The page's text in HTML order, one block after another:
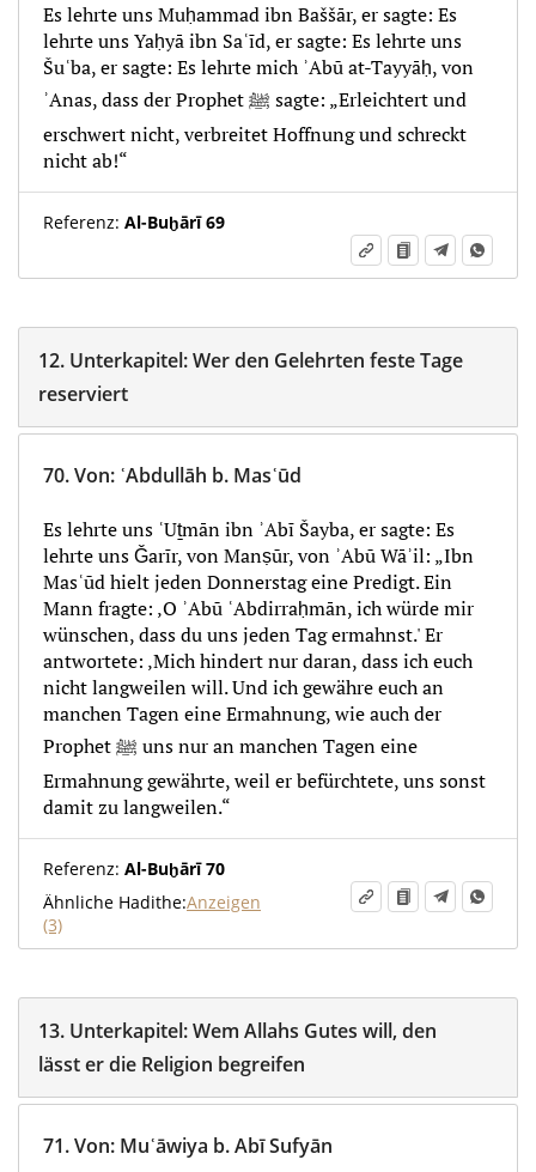
Es lehrte uns Muḥammad ibn Baššār, er sagte: Es
lehrte uns Yaḥyā ibn Saʿīd, er sagte: Es lehrte uns
Šuʿba, er sagte: Es lehrte mich ʾAbū at-Tayyāḥ, von
ʾAnas, dass der Prophet ﷺ sagte: „Erleichtert und
erschwert nicht, verbreitet Hoffnung und schreckt
nicht ab!“
Referenz: Al-Buḫārī 69
12. Unterkapitel:Wer den Gelehrten feste Tage
reserviert
70.Von: ʿAbdullāh b. Masʿūd
Es lehrte uns ʿUṯmān ibn ʾAbī Šayba, er sagte: Es
lehrte uns Ǧarīr, von Manṣūr, von ʾAbū Wāʾil: „Ibn
Masʿūd hielt jeden Donnerstag eine Predigt. Ein
Mann fragte: ‚O ʾAbū ʿAbdirraḥmān, ich würde mir
wünschen, dass du uns jeden Tag ermahnst.' Er
antwortete: ‚Mich hindert nur daran, dass ich euch
nicht langweilen will. Und ich gewähre euch an
manchen Tagen eine Ermahnung, wie auch der
Prophet ﷺ uns nur an manchen Tagen eine
Ermahnung gewährte, weil er befürchtete, uns sonst
damit zu langweilen.“
Referenz: Al-Buḫārī 70
Ähnliche Hadithe:Anzeigen
(3)
13. Unterkapitel:Wem Allahs Gutes will, den
lässt er die Religion begreifen
71.Von: Muʿāwiya b. Abī Sufyān